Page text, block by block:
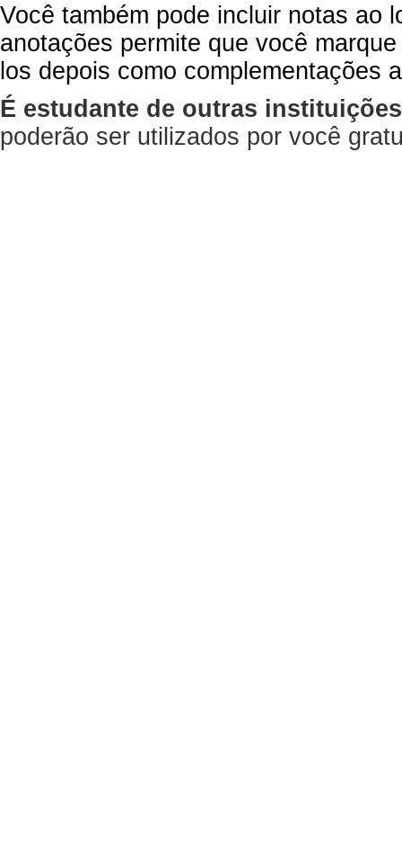
Você também pode incluir notas ao
anotações permite que você
los depois como complementações
É estudante de outras
poderão ser utilizados por você